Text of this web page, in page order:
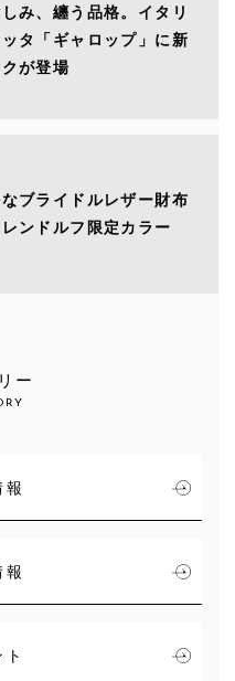
み、纏う品格。イタリ
タ「ギャロップ」に新
が登場
ブライドルレザー財布
レンドルフ限定カラー
ー
報
報